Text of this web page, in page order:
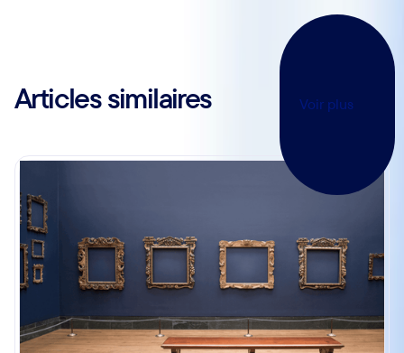
Articles similaires Voir plus